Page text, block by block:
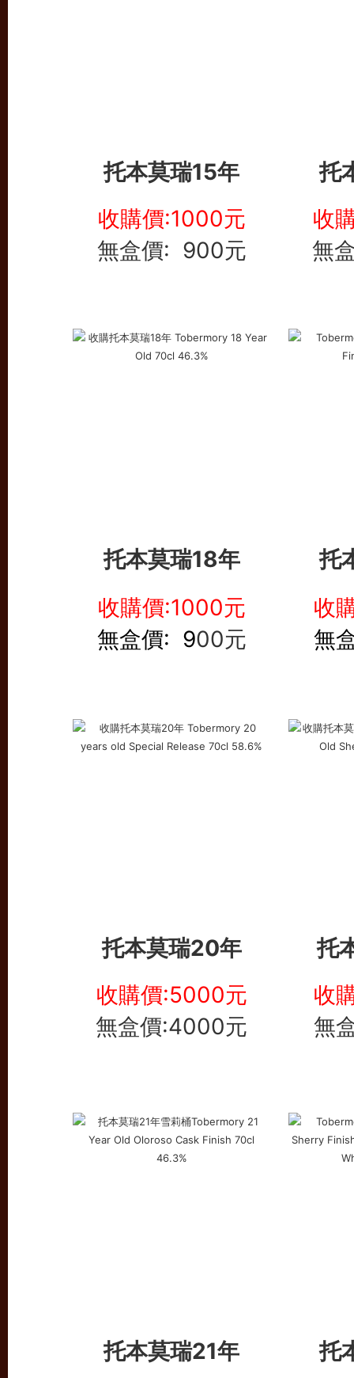
托本莫瑞15年
托
收購價:1000元
無盒價: 900元
收
無
托本莫瑞18年
托
收購價:1000元
無盒價: 900元
收
無
托本莫瑞20年
托
收購價:5000元
無盒價:4000元
收
無
托本莫瑞21年 托